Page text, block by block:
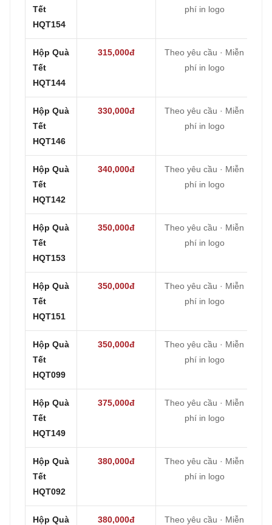
Tết
HQT154
phí in logo
Hộp Quà
Tết
HQT144
315,000đ
Theo yêu cầu · Miễn
phí in logo
Hộp Quà
Tết
HQT146
330,000đ
Theo yêu cầu · Miễn
phí in logo
Hộp Quà
Tết
HQT142
340,000đ
Theo yêu cầu · Miễn
phí in logo
Hộp Quà
Tết
HQT153
350,000đ
Theo yêu cầu · Miễn
phí in logo
Hộp Quà
Tết
HQT151
350,000đ
Theo yêu cầu · Miễn
phí in logo
Hộp Quà
Tết
HQT099
350,000đ
Theo yêu cầu · Miễn
phí in logo
Hộp Quà
Tết
HQT149
375,000đ
Theo yêu cầu · Miễn
phí in logo
Hộp Quà
Tết
HQT092
380,000đ
Theo yêu cầu · Miễn
phí in logo
Hộp Quà
380,000đ
Theo yêu cầu · Miễn